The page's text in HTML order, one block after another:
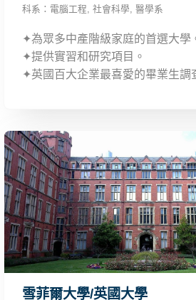
科系： 電腦工程 社會科學 醫學系
✦為眾多中產階級家庭的首選大學
✦提供實習和研究項目。
✦英國百大企業最喜愛的畢業生調
雪菲爾大學/英國大學